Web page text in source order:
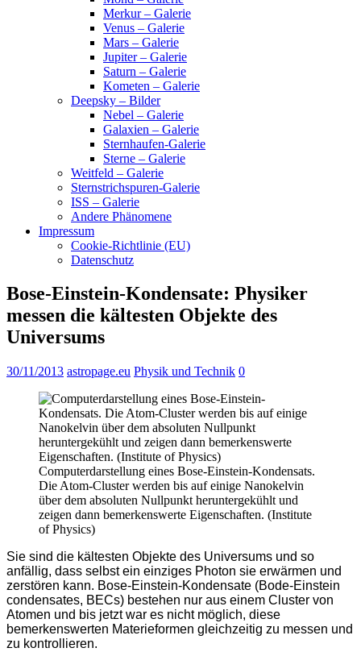
Merkur – Galerie
Venus – Galerie
Mars – Galerie
Jupiter – Galerie
Saturn – Galerie
Kometen – Galerie
Deepsky – Bilder
Nebel – Galerie
Galaxien – Galerie
Sternhaufen-Galerie
Sterne – Galerie
Weitfeld – Galerie
Sternstrichspuren-Galerie
ISS – Galerie
Andere Phänomene
Impressum
Cookie-Richtlinie (EU)
Datenschutz
Bose-Einstein-Kondensate: Physiker
messen die kältesten Objekte des
Universums
30/11/2013 astropage.eu Physik und Technik 0
Computerdarstellung eines Bose-Einstein-Kondensats.
Die Atom-Cluster werden bis auf einige Nanokelvin
über dem absoluten Nullpunkt heruntergekühlt und
zeigen dann bemerkenswerte Eigenschaften. (Institute
of Physics)
Sie sind die kältesten Objekte des Universums und so
anfällig, dass selbst ein einziges Photon sie erwärmen und
zerstören kann. Bose-Einstein-Kondensate (Bode-Einstein
condensates, BECs) bestehen nur aus einem Cluster von
Atomen und bis jetzt war es nicht möglich, diese
bemerkenswerten Materieformen gleichzeitig zu messen und
zu kontrollieren.